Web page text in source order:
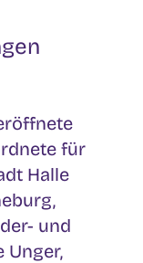
für
Halle
und
Unger,